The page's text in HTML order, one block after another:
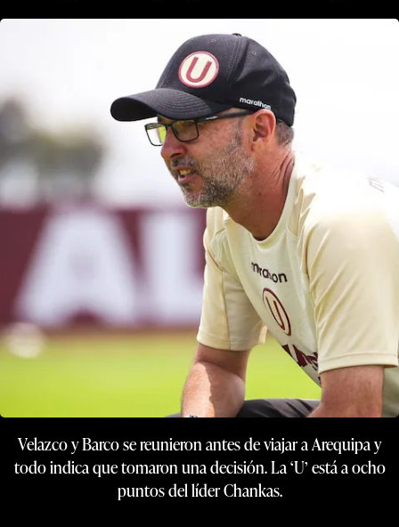
Velazco y Barco se reunieron antes de viajar a Arequipa y
todo indica que tomaron una decisión. La ‘U’ está a ocho
puntos del líder Chankas.